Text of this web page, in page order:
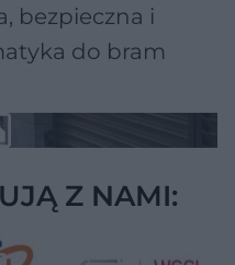
bezpieczna i
do bram
Z NAMI: